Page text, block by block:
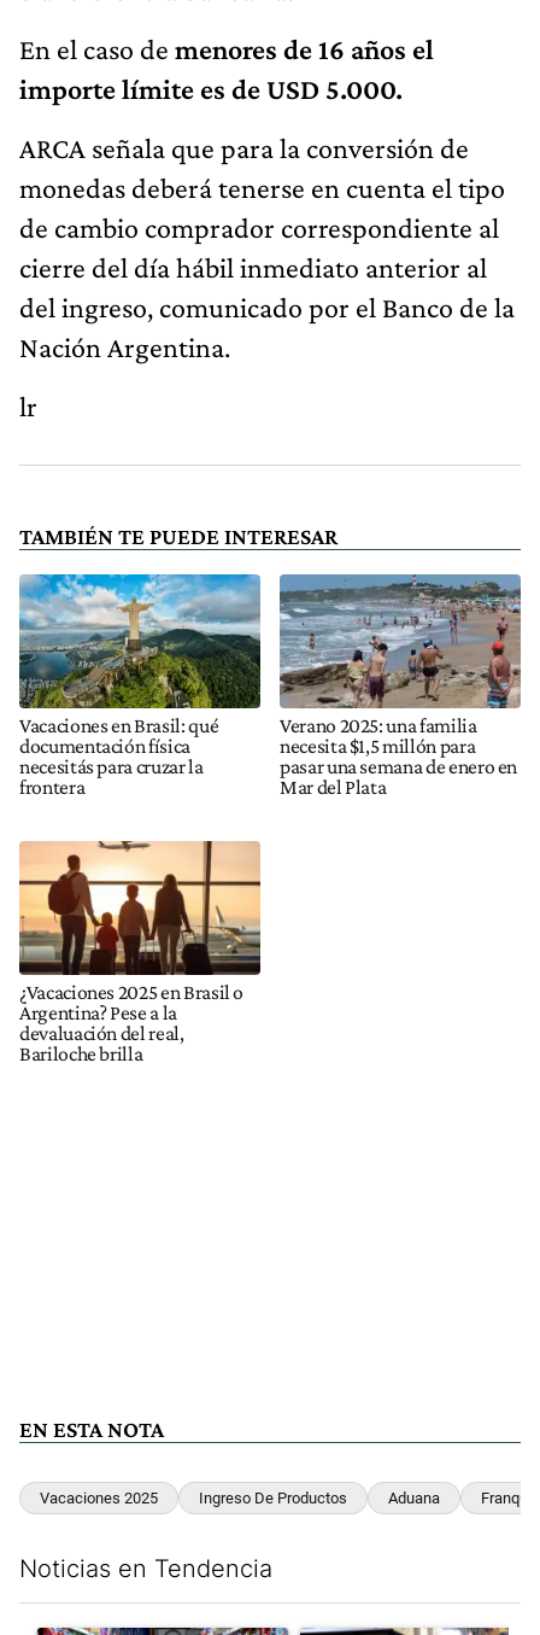
En el caso de menores de 16 años el
importe límite es de USD 5.000.
ARCA señala que para la conversión de
monedas deberá tenerse en cuenta el tipo
de cambio comprador correspondiente al
cierre del día hábil inmediato anterior al
del ingreso, comunicado por el Banco de la
Nación Argentina.
lr
TAMBIÉN TE PUEDE INTERESAR
Vacaciones en Brasil: qué
documentación física
necesitás para cruzar la
frontera
Verano 2025: una familia
necesita $1,5 millón para
pasar una semana de enero en
Mar del Plata
¿Vacaciones 2025 en Brasil o
Argentina? Pese a la
devaluación del real,
Bariloche brilla
EN ESTA NOTA
Vacaciones 2025 Ingreso De Productos Aduana
Noticias en Tendencia